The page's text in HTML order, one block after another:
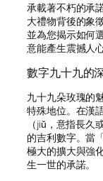
承載著不朽的承
大禮物背後的象
並為您揭示如何
意能產生震撼人
數字九十九的
九十九朵玫瑰的
特殊地位。在漢
（jiǔ，意指長
的吉利數字。當
極大的擴大與強
生一世的承諾。